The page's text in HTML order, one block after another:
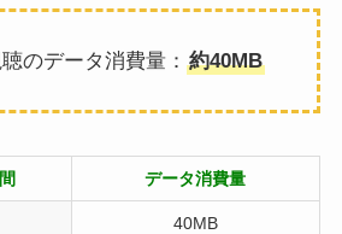
聴のデータ消費量：約40MB
データ消費量
40MB